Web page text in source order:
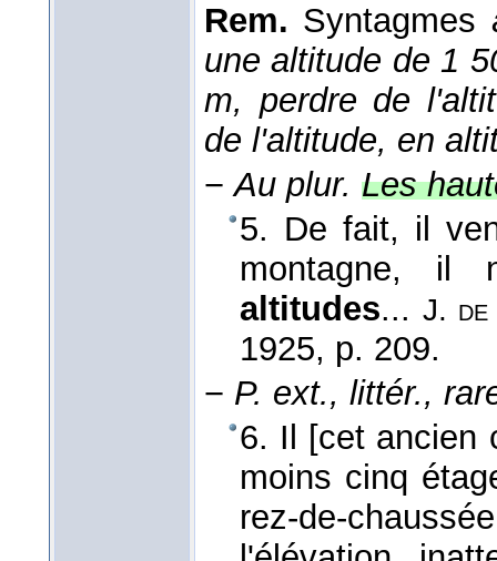
Rem. Syntagmes
une altitude de 1
m, perdre de
de l'altitude, en
−Au plur. Les
5. De fait, il
montagne, il
altitudes... J. de
1925, p. 209.
− P. ext., littér.,
6. Il [cet ancien
moins cinq
rez-de-